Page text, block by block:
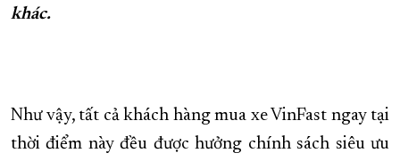
ĐẠI HỘI ĐẢNG CÁC CẤP
khác.
Như vậy, tất cả khách hàng mua xe VinFast ngay tại
thời điểm này đều được hưởng chính sách siêu ưu